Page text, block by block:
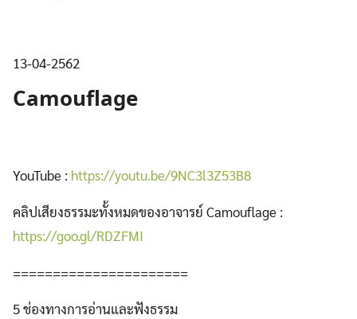
13-04-2562
Camouflage
YouTube : https://youtu.be/9NC3l3Z53B8
คลิปเสียงธรรมะทั้งหมดของอาจารย์ Camouflage :
https://goo.gl/RDZFMI
======================
5 ช่องทางการอ่านและฟังธรรม